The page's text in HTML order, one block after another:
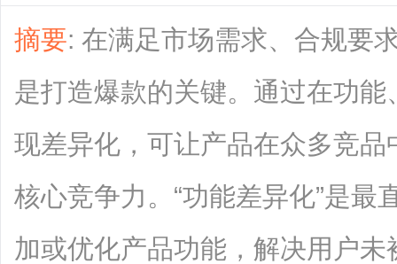
摘要: 在满足市场需求、合规要
是打造爆款的关键。通过在功
现差异化，可让产品在众多竞
核心竞争力。“功能差异化”是最
加或优化产品功能，解决用户